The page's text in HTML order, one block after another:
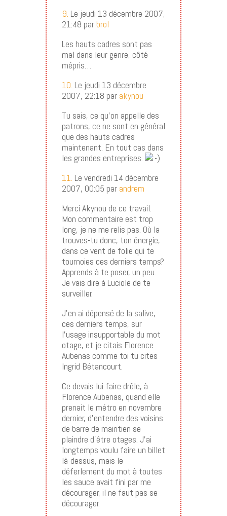
9. Le jeudi 13 décembre 2007,
21:48 parbrol
Les hauts cadres sont pas
mal dans leur genre, côté
mépris…
10. Le jeudi 13 décembre
2007, 22:18 par akynou
Tu sais, ce qu’on appelle des
patrons, ce ne sont en général
que des hauts cadres
maintenant. En tout cas dans
les grandes entreprises.
11. Le vendredi 14 décembre
2007, 00:05 par andrem
Merci Akynou de ce travail.
Mon commentaire est trop
long, je ne me relis pas. Où la
trouves-tu donc, ton énergie,
dans ce vent de folie qui te
tournoies ces derniers temps?
Apprends à te poser, un peu.
Je vais dire à Luciole de te
surveiller.
J’en ai dépensé de la salive,
ces derniers temps, sur
l’usage insupportable du mot
otage, et je citais Florence
Aubenas comme toi tu cites
Ingrid Bétancourt.
Ce devais lui faire drôle, à
Florence Aubenas, quand elle
prenait le métro en novembre
dernier, d’entendre des voisins
de barre de maintien se
plaindre d’être otages. J’ai
longtemps voulu faire un billet
là-dessus, mais le
déferlement du mot à toutes
les sauce avait fini par me
décourager, il ne faut pas se
décourager.